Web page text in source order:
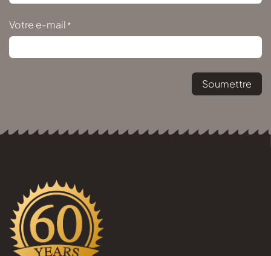
Votre e-mail *
Soumettre